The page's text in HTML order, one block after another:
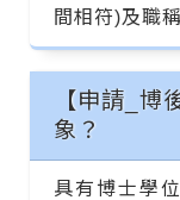
間相符)及職
【申請_博
象？
具有博士學